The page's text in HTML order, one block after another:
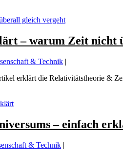
– warum Zeit nicht
& Technik |
erklärt die Relativitätstheorie &
– einfach
& Technik |